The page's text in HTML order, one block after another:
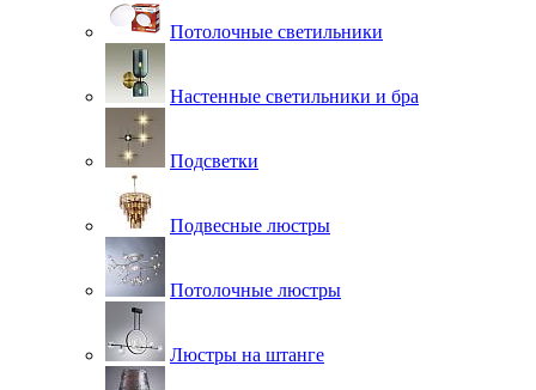
Потолочные светильники
Настенные светильники и бра
Подсветки
Подвесные люстры
Потолочные люстры
Люстры на штанге